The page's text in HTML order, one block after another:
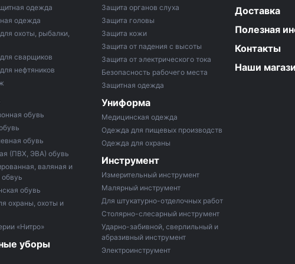
одежда
одежда
охоты, рыбалки,
сварщиков
нефтяников
обувь
обувь
(ПВХ, ЭВА) обувь
валяная и
обувь
охраны, охоты и
«Нитро»
уборы
Защита органов слуха
Защита головы
Защита кожи
Защита от падения с высоты
Защита от электрического тока
Безопасность рабочего места
Защитная одежда
Униформа
Медицинская одежда
Одежда для пищевых производств
Одежда для охраны
Инструмент
Измерительный инструмент
Малярный инструмент
Для штукатурно-отделочных работ
Столярно-слесарный инструмент
Ударно-забивной, сверлильный и
абразивный инструмент
Электроинструмент
Доставка
Полезная
Контакты
Наши